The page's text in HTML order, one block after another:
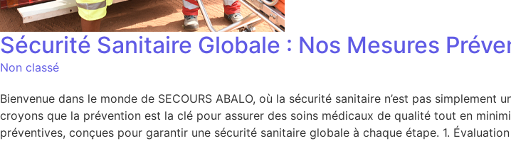
Sécurité Sanitaire Globale : Nos Mesures
Non classé
Bienvenue dans le monde de SECOURS ABALO, où la sécurité sanitaire n’est pas
croyons que la prévention est la clé pour assurer des soins médicaux de qualité tout en
préventives, conçues pour garantir une sécurité sanitaire globale à chaque étape. 1.